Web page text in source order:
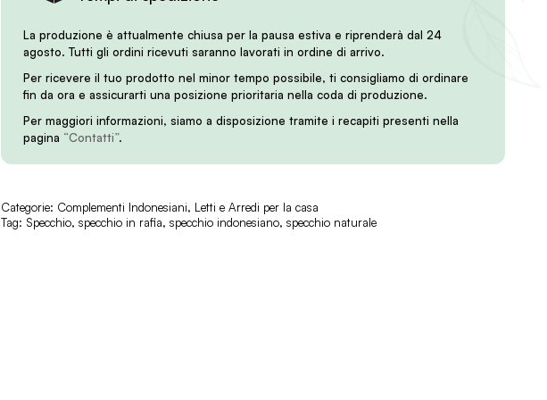
La produzione è attualmente chiusa per la pausa estiva e riprenderà dal 24
agosto. Tutti gli ordini ricevuti saranno lavorati in ordine di arrivo.
Per ricevere il tuo prodotto nel minor tempo possibile, ti consigliamo di ordinare
fin da ora e assicurarti una posizione prioritaria nella coda di produzione.
Per maggiori informazioni, siamo a disposizione tramite i recapiti presenti nella
pagina “Contatti”.
Categorie: Complementi Indonesiani, Letti e Arredi per la casa
Tag: Specchio,specchio in rafia,specchio indonesiano,specchio naturale